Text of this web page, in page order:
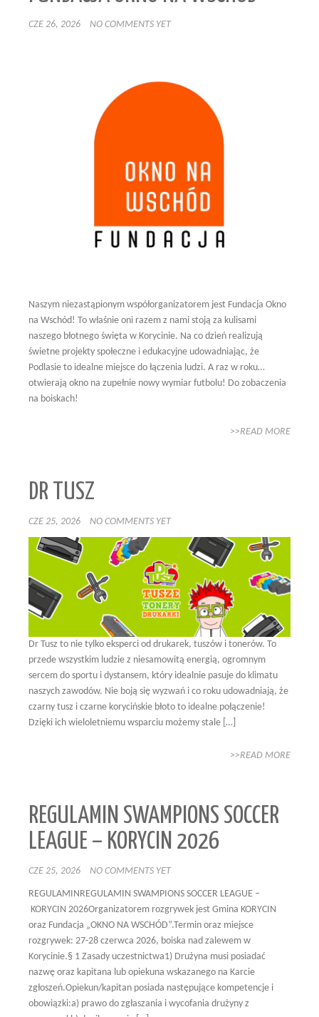
CZE 26, 2026 NO COMMENTS YET
Naszym niezastąpionym współorganizatorem jest Fundacja Okno
na Wschód! To właśnie oni razem z nami stoją za kulisami
naszego błotnego święta w Korycinie. Na co dzień realizują
świetne projekty społeczne i edukacyjne udowadniając, że
Podlasie to idealne miejsce do łączenia ludzi. A raz w roku…
otwierają okno na zupełnie nowy wymiar futbolu! Do zobaczenia
na boiskach!
>>READ MORE
DR TUSZ
CZE 25, 2026 NO COMMENTS YET
Dr Tusz to nie tylko eksperci od drukarek, tuszów i tonerów. To
przede wszystkim ludzie z niesamowitą energią, ogromnym
sercem do sportu i dystansem, który idealnie pasuje do klimatu
naszych zawodów. Nie boją się wyzwań i co roku udowadniają, że
czarny tusz i czarne korycińskie błoto to idealne połączenie!
Dzięki ich wieloletniemu wsparciu możemy stale […]
>>READ MORE
REGULAMIN SWAMPIONS SOCCER
LEAGUE – KORYCIN 2026
CZE 25, 2026 NO COMMENTS YET
REGULAMINREGULAMIN SWAMPIONS SOCCER LEAGUE –
KORYCIN 2026Organizatorem rozgrywek jest Gmina KORYCIN
oraz Fundacja „OKNO NA WSCHÓD”.Termin oraz miejsce
rozgrywek: 27-28 czerwca 2026, boiska nad zalewem w
Korycinie.§ 1 Zasady uczestnictwa1) Drużyna musi posiadać
nazwę oraz kapitana lub opiekuna wskazanego na Karcie
zgłoszeń.Opiekun/kapitan posiada następujące kompetencje i
obowiązki:a) prawo do zgłaszania i wycofania drużyny z